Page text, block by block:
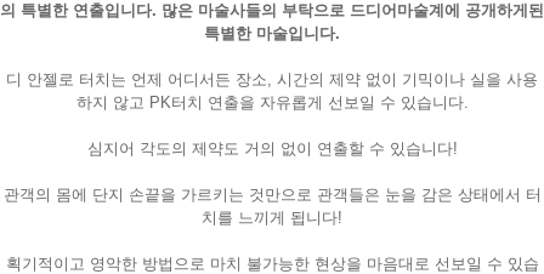
의 특별한 연출입니다. 많은 마술사들의 부탁으로 드디어마술계에 공개하게된
특별한 마술입니다.
디 안젤로 터치는 언제 어디서든 장소, 시간의 제약 없이 기믹이나 실을 사용
하지 않고 PK터치 연출을 자유롭게 선보일 수 있습니다.
심지어 각도의 제약도 거의 없이 연출할 수 있습니다!
관객의 몸에 단지 손끝을 가르키는 것만으로 관객들은 눈을 감은 상태에서 터
치를 느끼게 됩니다!
획기적이고 영악한 방법으로 마치 불가능한 현상을 마음대로 선보일 수 있습